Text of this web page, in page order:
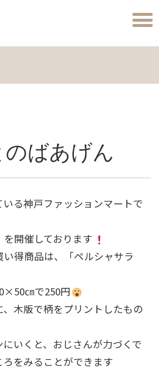
のばあげん
る神戸ファッションマートで
を開催しております
得商品は、「ペルシャサラ
㎝で250円
、木版で柄をプリントしたもの
いくと、おじさんが力づくで
をみることができます